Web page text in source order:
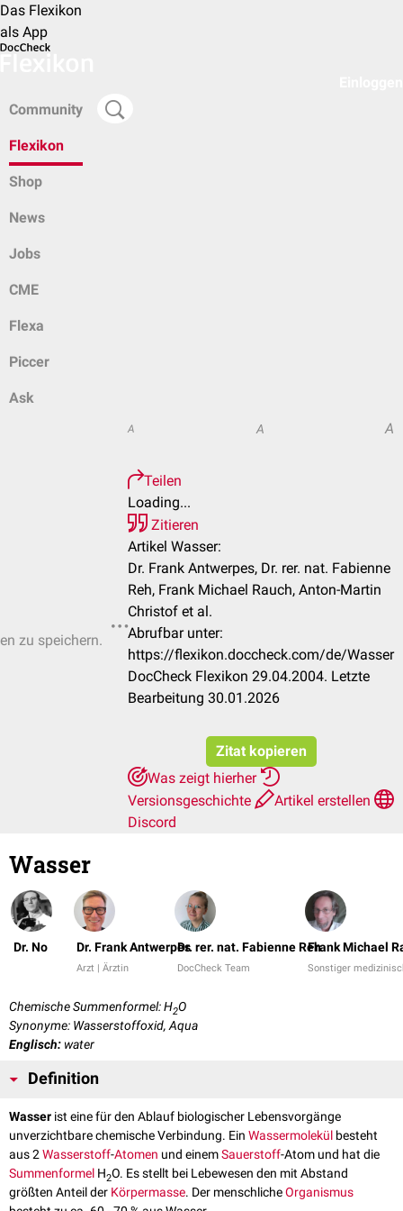
Das Flexikon
als App
Community
Flexikon
Shop
News
Jobs
CME
Flexa
Piccer
Ask
zu speichern.
A A A
Teilen
Loading...
Zitieren
Artikel Wasser:
Dr. Frank Antwerpes, Dr. rer. nat. Fabienne
Reh, Frank Michael Rauch, Anton-Martin
Christof et al.
Abrufbar unter:
https://flexikon.doccheck.com/de/Wasser
DocCheck Flexikon 29.04.2004. Letzte
Bearbeitung 30.01.2026
Zitat kopieren
Was zeigt hierher
Versionsgeschichte
Artikel erstellen
Discord
Wasser
Dr. No Dr. Frank Antwerpes
Arzt | Ärztin
Dr. rer. nat. Fabienne Reh
DocCheck Team
Frank Michael
Sonstiger
Chemische Summenformel: H2O
Synonyme: Wasserstoffoxid, Aqua
Englisch: water
Definition
Wasser ist eine für den Ablauf biologischer Lebensvorgänge
unverzichtbare chemische Verbindung. Ein Wassermolekül besteht
aus 2Wasserstoff-Atomen und einemSauerstoff-Atom und hat die
Summenformel H2O. Es stellt bei Lebewesen den mit Abstand
größten Anteil der Körpermasse. Der menschlicheOrganismus